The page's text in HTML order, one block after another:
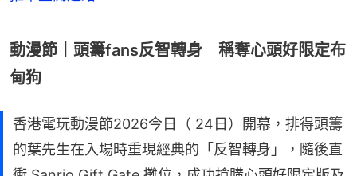
動漫節｜頭籌fans反智轉身 稱奪心頭好限定布
甸狗
香港電玩動漫節2026今日（ 24日）開幕，排得頭籌
的葉先生在入場時重現經典的「反智轉身」，隨後直